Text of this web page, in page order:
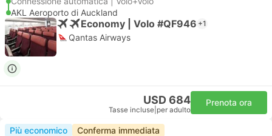
AKL Aeroporto di Auckland
Economy | Volo #QF946 +1
Qantas Airways
USD 684
Tasse incluse per adulto
Prenota ora
Più economico Conferma immediata